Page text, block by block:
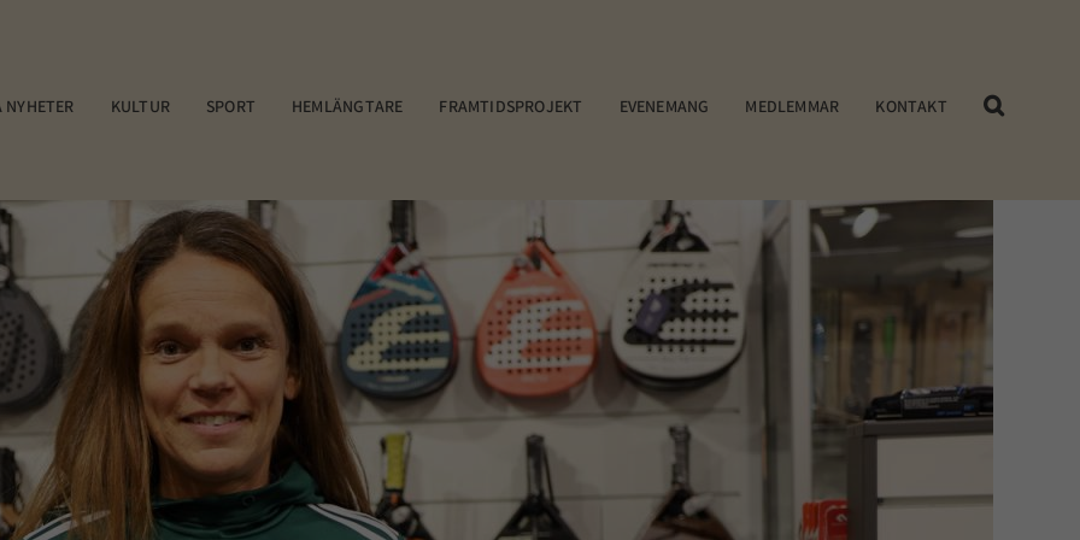
NYHETER KULTUR SPORT HEMLÄNGTARE FRAMTIDSPROJEKT EVENEMANG MEDLEMMAR KONTAKT